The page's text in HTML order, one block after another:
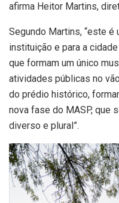
afirma Heitor Martins,
Segundo Martins, “este
instituição e para a
que formam um único
atividades públicas no
do prédio histórico,
nova fase do MASP, que
diverso e plural”.